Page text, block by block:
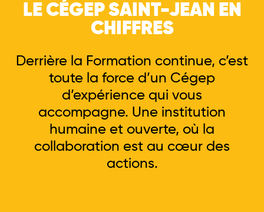
LE CÉGEP SAINT-JEAN EN
CHIFFRES
Derrière la Formation continue, c’est
toute la force d’un Cégep
d’expérience qui vous
accompagne. Une institution
humaine et ouverte, où la
collaboration est au cœur des
actions.